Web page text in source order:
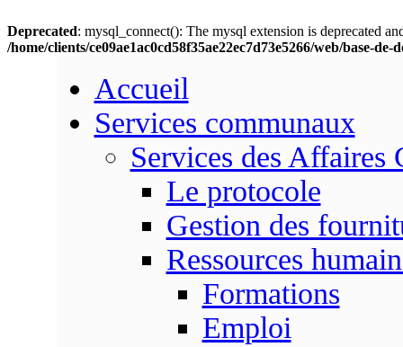
Deprecated: mysql_connect(): The mysql extension is deprecated
/home/clients/ce09ae1ac0cd58f35ae22ec7d73e5266/web/base-de-
Accueil
Services communaux
Services des Affaires
Le protocole
Gestion des
Ressources
Formations
Emploi